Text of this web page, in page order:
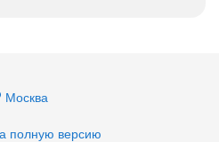
Москва
полную версию